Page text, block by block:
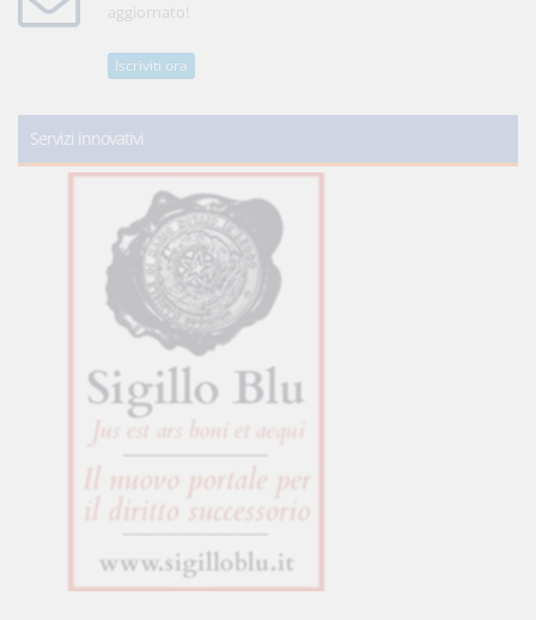
aggiornato!
Iscriviti ora
Servizi innovativi